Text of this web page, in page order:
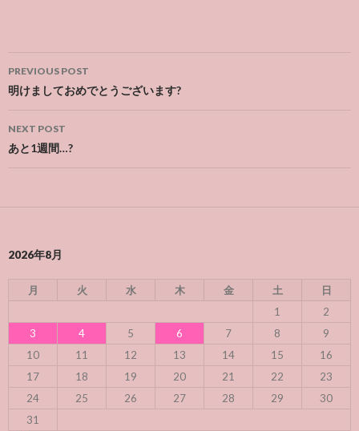
Post
navigation
PREVIOUS POST
明けましておめでとうございます?
NEXT POST
あと1週間…?
2026年8月
月 火 水 木 金 土
日
1
2
3
4 5 6 7 8
9
10
11 12 13 14 15
16
17
18 19 20 21 22
23
24
25 26 27 28 29
30
31